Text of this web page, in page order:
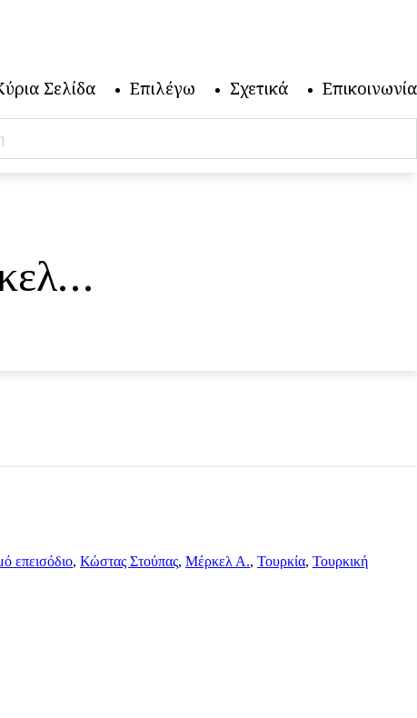
Σελίδα Επιλέγω Σχετικά Επικοινωνία
επεισόδιο, Κώστας Στούπας, Μέρκελ Α., Τουρκία, Τουρκική